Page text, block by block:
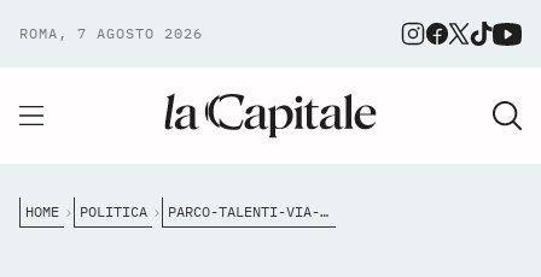
ROMA, 7 AGOSTO 2026
HOME POLITICA PARCO-TALENTI-VIA-LIBERA-AL-RESTYLING-DELLE-OPERE-PUBBLICHE-ARRIVANO-PISCINA-CENTRO-POLIFUNZIONALE-E-NUOVI-INTERVENTI-PER-LA-SICUREZZA-STRADALE